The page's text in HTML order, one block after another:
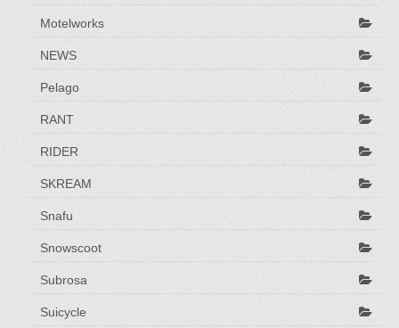
Motelworks
NEWS
Pelago
RANT
RIDER
SKREAM
Snafu
Snowscoot
Subrosa
Suicycle